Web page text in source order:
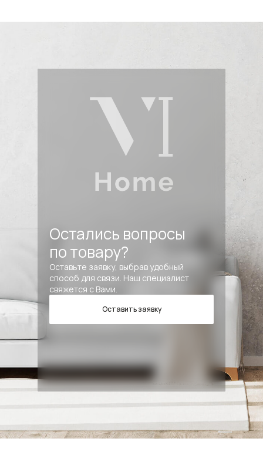
Остались вопросы
по товару?
Оставьте заявку, выбрав удобный
способ для связи. Наш специалист
свяжется с Вами.
Оставить заявку